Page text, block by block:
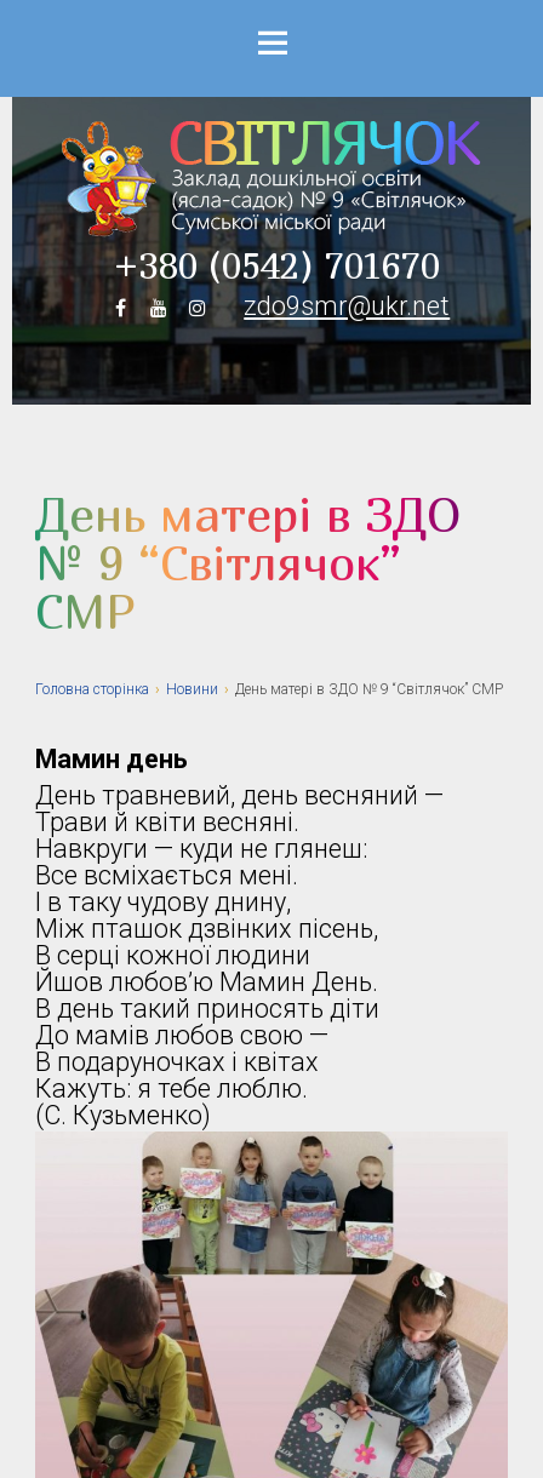
+380 (0542) 701670
zdo9smr@ukr.net
Menu
День матері в ЗДО
№ 9 “Світлячок”
СМР
Головна сторiнка › Новини › День матері в ЗДО № 9 “Світлячок” СМР
Мамин день
День травневий, день весняний —
Трави й квіти весняні.
Навкруги — куди не глянеш:
Все всміхається мені.
І в таку чудову днину,
Між пташок дзвінких пісень,
В серці кожної людини
Йшов любов’ю Мамин День.
В день такий приносять діти
До мамів любов свою —
В подаруночках і квітах
Кажуть: я тебе люблю.
(С. Кузьменко)